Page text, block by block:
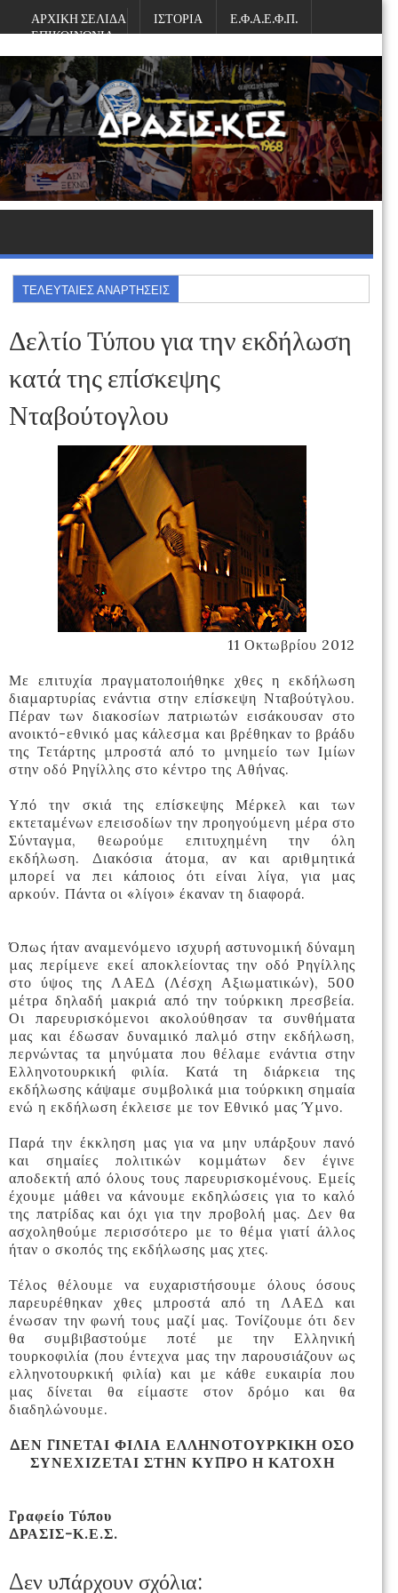
ΑΡΧΙΚΗ ΣΕΛΙΔΑ ΙΣΤΟΡΙΑ
Ε.Φ.Α.Ε.Φ.Π.
ΕΠΙΚΟΙΝΩΝΙΑ
Παρασκευή, Αυγούστου 07, 2026
ΤΕΛΕΥΤΑΙΕΣ ΑΝΑΡΤΗΣΕΙΣ
Δελτίο Τύπου για την εκδήλωση
κατά της επίσκεψης
Νταβούτογλου
11 Οκτωβρίου 2012
Με επιτυχία πραγματοποιήθηκε χθες η εκδήλωση
διαμαρτυρίας ενάντια στην επίσκεψη Νταβούτγλου.
Πέραν των διακοσίων πατριωτών εισάκουσαν στο
ανοικτό-εθνικό μας κάλεσμα και βρέθηκαν το βράδυ
της Τετάρτης μπροστά από το μνημείο των Ιμίων
στην οδό Ρηγίλλης στο κέντρο της Αθήνας.
Υπό την σκιά της επίσκεψης Μέρκελ και των
εκτεταμένων επεισοδίων την προηγούμενη μέρα στο
Σύνταγμα, θεωρούμε επιτυχημένη την όλη
εκδήλωση. Διακόσια άτομα, αν και αριθμητικά
μπορεί να πει κάποιος ότι είναι λίγα, για μας
αρκούν. Πάντα οι «λίγοι» έκαναν τη διαφορά.
Όπως ήταν αναμενόμενο ισχυρή αστυνομική δύναμη
μας περίμενε εκεί αποκλείοντας την οδό Ρηγίλλης
στο ύψος της ΛΑΕΔ (Λέσχη Αξιωματικών), 500
μέτρα δηλαδή μακριά από την τούρκικη πρεσβεία.
Οι παρευρισκόμενοι ακολούθησαν τα συνθήματα
μας και έδωσαν δυναμικό παλμό στην εκδήλωση,
περνώντας τα μηνύματα που θέλαμε ενάντια στην
Ελληνοτουρκική φιλία. Κατά τη διάρκεια της
εκδήλωσης κάψαμε συμβολικά μια τούρκικη σημαία
ενώ η εκδήλωση έκλεισε με τον Εθνικό μας Ύμνο.
Παρά την έκκληση μας για να μην υπάρξουν πανό
και σημαίες πολιτικών κομμάτων δεν έγινε
αποδεκτή από όλους τους παρευρισκομένους. Εμείς
έχουμε μάθει να κάνουμε εκδηλώσεις για το καλό
της πατρίδας και όχι για την προβολή μας. Δεν θα
ασχοληθούμε περισσότερο με το θέμα γιατί άλλος
ήταν ο σκοπός της εκδήλωσης μας χτες.
Τέλος θέλουμε να ευχαριστήσουμε όλους όσους
παρευρέθηκαν χθες μπροστά από τη ΛΑΕΔ και
ένωσαν την φωνή τους μαζί μας. Τονίζουμε ότι δεν
θα συμβιβαστούμε ποτέ με την Ελληνική
τουρκοφιλία (που έντεχνα μας την παρουσιάζουν ως
ελληνοτουρκική φιλία) και με κάθε ευκαιρία που
μας δίνεται θα είμαστε στον δρόμο και θα
διαδηλώνουμε.
ΔΕΝ ΓΙΝΕΤΑΙ ΦΙΛΙΑ ΕΛΛΗΝΟΤΟΥΡΚΙΚΗ ΟΣΟ
ΣΥΝΕΧΙΖΕΤΑΙ ΣΤΗΝ ΚΥΠΡΟ Η ΚΑΤΟΧΗ
Γραφείο Τύπου
ΔΡΑΣΙΣ-Κ.Ε.Σ.
Δεν υπάρχουν σχόλια: